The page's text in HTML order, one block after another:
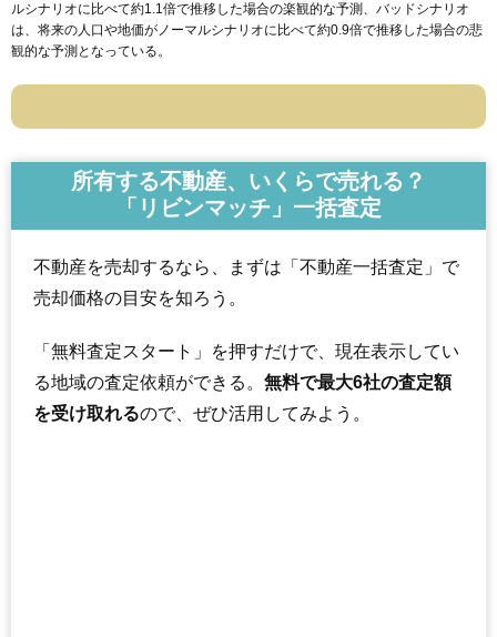
ルシナリオに比べて約1.1倍で推移した場合の楽観的な予測、バッドシナリオ
は、将来の人口や地価がノーマルシナリオに比べて約0.9倍で推移した場合の悲
観的な予測となっている。
所有する不動産、いくらで売れる？
「リビンマッチ」一括査定
不動産を売却するなら、まずは「不動産一括査定」で
売却価格の目安を知ろう。
「無料査定スタート」を押すだけで、現在表示してい
る地域の査定依頼ができる。 無料で最大6社の査定額
を受け取れるので、ぜひ活用してみよう。